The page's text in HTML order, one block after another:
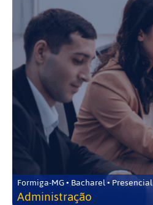
Formiga-MG • Bacharel • Presencial
Administração